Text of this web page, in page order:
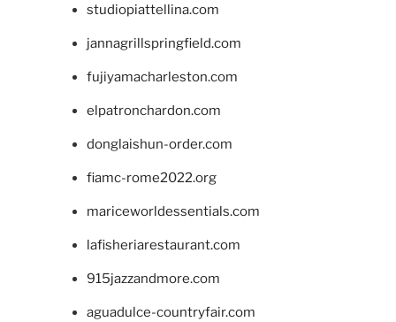
studiopiattellina.com
jannagrillspringfield.com
fujiyamacharleston.com
elpatronchardon.com
donglaishun-order.com
fiamc-rome2022.org
mariceworldessentials.com
lafisheriarestaurant.com
915jazzandmore.com
aguadulce-countryfair.com